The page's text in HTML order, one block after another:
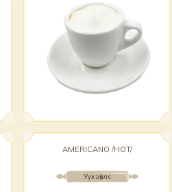
Уух зүйлс
AMERICANO /HOT/